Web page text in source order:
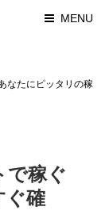
MENU
なたにピッタリの稼
で稼ぐ
ぐ確